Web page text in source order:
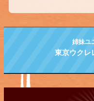
姉妹ユ
東京ウクレ